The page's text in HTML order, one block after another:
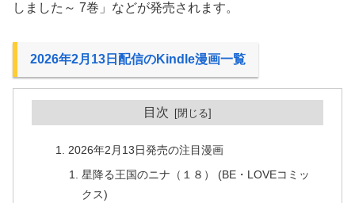
しました～ 7巻」などが発売されます。
2026年2月13日配信のKindle漫画一覧
目次
2026年2月13日発売の注目漫画
星降る王国のニナ（１８） (BE・LOVEコミッ
クス)